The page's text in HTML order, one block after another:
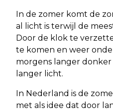
In de zomer komt de
al licht is terwijl de
Door de klok te
te komen en weer
morgens langer donker
langer licht.
In Nederland is de
met als idee dat door